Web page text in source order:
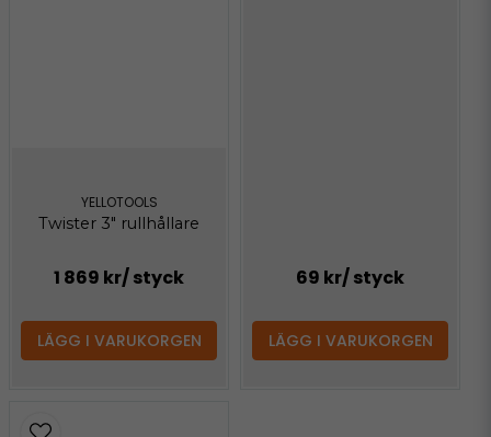
YELLOTOOLS
Twister 3" rullhållare
1 869 kr/ styck
LÄGG I VARUKORGEN
69 kr/ styck
LÄGG I VARUKORGEN